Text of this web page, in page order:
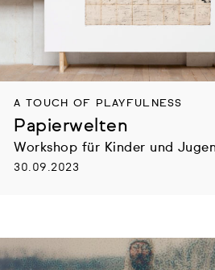
A TOUCH OF PLAYFULNESS
Papierwelten
Workshop für Kinder und
30.09.2023